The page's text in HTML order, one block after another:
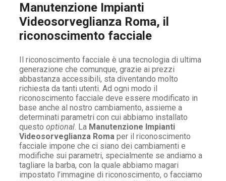
Manutenzione Impianti
Videosorveglianza Roma, il
riconoscimento facciale
Il riconoscimento facciale è una tecnologia di ultima
generazione che comunque, grazie ai prezzi
abbastanza accessibili, sta diventando molto
richiesta da tanti utenti. Ad ogni modo il
riconoscimento facciale deve essere modificato in
base anche al nostro cambiamento, assieme a
determinati parametri con cui abbiamo installato
questo optional. La Manutenzione Impianti
Videosorveglianza Roma per il riconoscimento
facciale impone che ci siano dei cambiamenti e
modifiche sui parametri, specialmente se andiamo a
tagliare la barba, con la quale abbiamo magari
impostato l’immagine di riconoscimento, o facciamo